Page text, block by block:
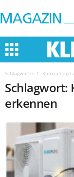
Schlagworte Klimaanlage
Schlagwort:
erkennen